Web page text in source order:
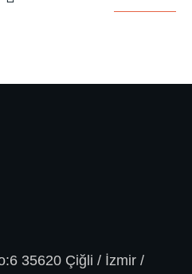
35620 Çiğli / İzmir /